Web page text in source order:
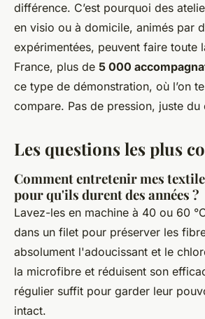
différence. C’est pourquoi des
en visio ou à domicile, animés par
expérimentées, peuvent faire toute
France, plus de 5 000
ce type de démonstration, où l’on
compare. Pas de pression, juste du
Les questions les plus
Comment entretenir mes
pour qu'ils durent des années ?
Lavez-les en machine à 40 ou 60
dans un filet pour préserver les
absolument l'adoucissant et le
la microfibre et réduisent son
régulier suffit pour garder leur
intact.